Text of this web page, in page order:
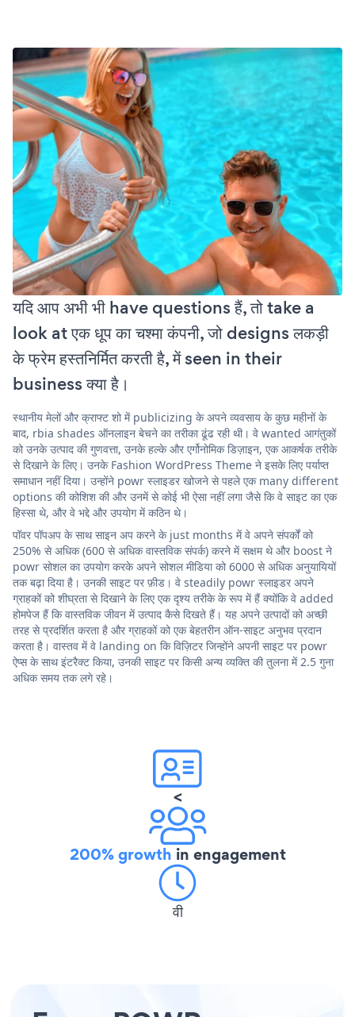
यदि आप अभी भी have questions हैं, तो take a
look at एक धूप का चश्मा कंपनी, जो designs लकड़ी
के फ्रेम हस्तनिर्मित करती है, में seen in their
business क्या है।
स्थानीय मेलों और क्राफ्ट शो में publicizing के अपने व्यवसाय के कुछ महीनों के
बाद, rbia shades ऑनलाइन बेचने का तरीका ढूंढ रही थी। वे wanted आगंतुकों
को उनके उत्पाद की गुणवत्ता, उनके हल्के और एर्गोनोमिक डिज़ाइन, एक आकर्षक तरीके
से दिखाने के लिए। उनके Fashion WordPress Theme ने इसके लिए पर्याप्त
समाधान नहीं दिया। उन्होंने powr स्लाइडर खोजने से पहले एक many different
options की कोशिश की और उनमें से कोई भी ऐसा नहीं लगा जैसे कि वे साइट का एक
हिस्सा थे, और वे भद्दे और उपयोग में कठिन थे।
पॉवर पॉपअप के साथ साइन अप करने के just months में वे अपने संपर्कों को
250% से अधिक (600 से अधिक वास्तविक संपर्क) करने में सक्षम थे और boost ने
powr सोशल का उपयोग करके अपने सोशल मीडिया को 6000 से अधिक अनुयायियों
तक बढ़ा दिया है। उनकी साइट पर फ़ीड। वे steadily powr स्लाइडर अपने
ग्राहकों को शीघ्रता से दिखाने के लिए एक दृश्य तरीके के रूप में हैं क्योंकि वे added
होमपेज हैं कि वास्तविक जीवन में उत्पाद कैसे दिखते हैं। यह अपने उत्पादों को अच्छी
तरह से प्रदर्शित करता है और ग्राहकों को एक बेहतरीन ऑन-साइट अनुभव प्रदान
करता है। वास्तव में वे landing on कि विज़िटर जिन्होंने अपनी साइट पर powr
ऐप्स के साथ इंटरैक्ट किया, उनकी साइट पर किसी अन्य व्यक्ति की तुलना में 2.5 गुना
अधिक समय तक लगे रहे।
<
200% growth in engagement
वी